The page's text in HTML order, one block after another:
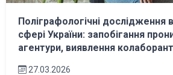
Поліграфологічні дослідження
сфері України: запобігання
агентури, виявлення
27.03.2026